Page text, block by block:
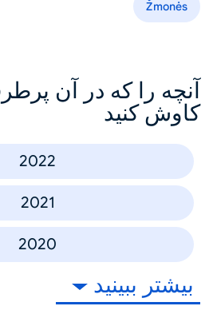
Žmonės
آنچه را که در آن
کاوش کنید
2022
2021
2020
بیشتر ببینید